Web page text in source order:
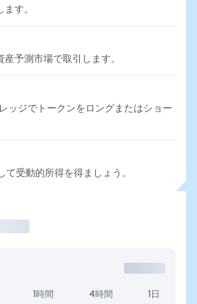
す。
産予測市場で取引します。
ッジでトークンをロングまたはショー
て受動的所得を得ましょう。
1時間 4時間 1日